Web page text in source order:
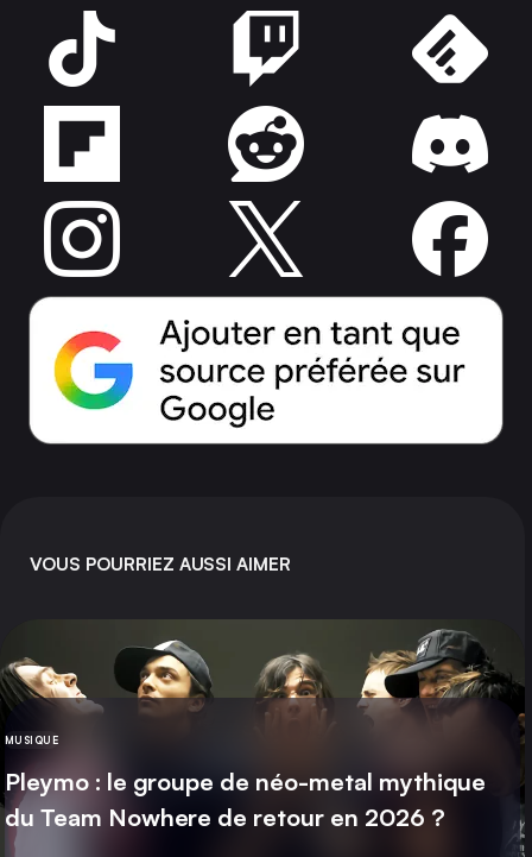
VOUS POURRIEZ AUSSI AIMER
CATÉGORIE
MUSIQUE
Pleymo : le groupe de néo-metal mythique
du Team Nowhere de retour en 2026 ?